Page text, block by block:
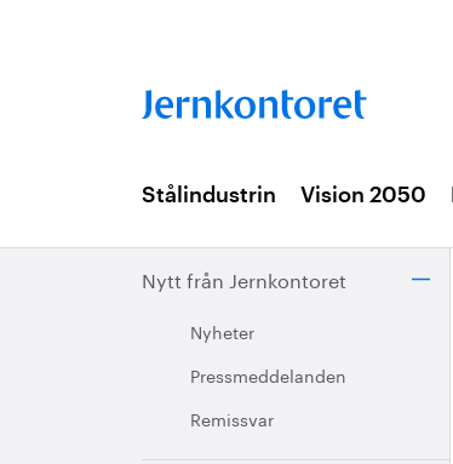
Stålindustrin Vision 2050
Nytt från Jernkontoret
Nyheter
Pressmeddelanden
Remissvar